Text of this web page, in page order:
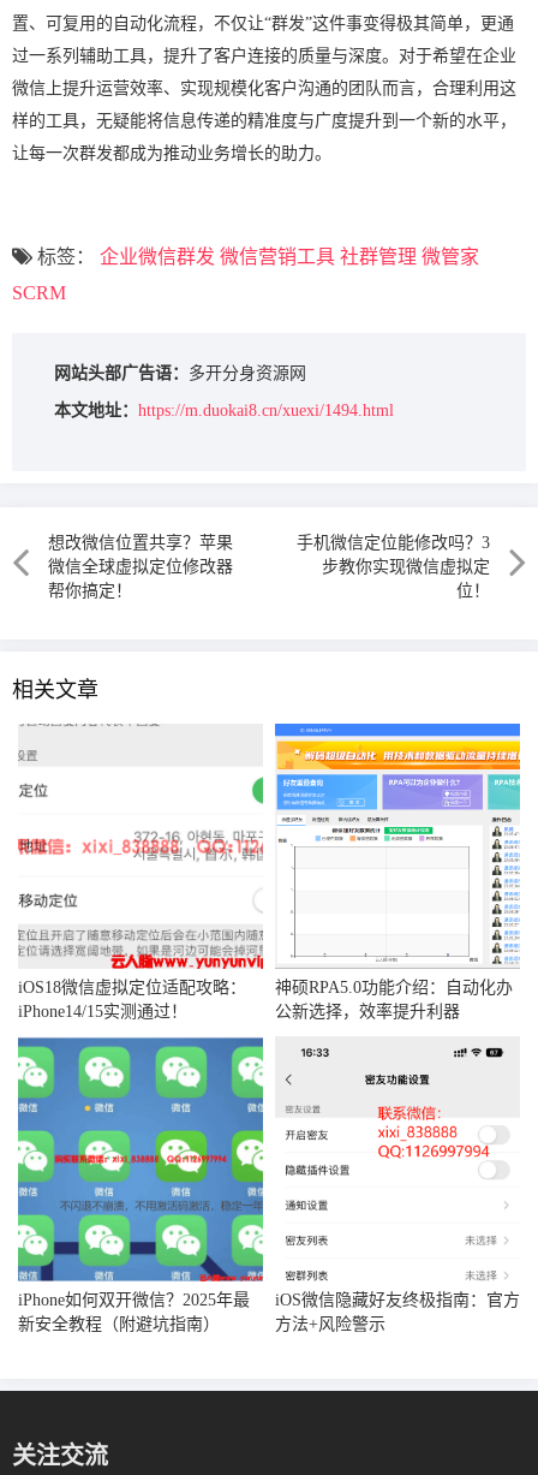
置、可复用的自动化流程，不仅让“群发”这件事变得极其简单，更通
过一系列辅助工具，提升了客户连接的质量与深度。对于希望在企业
微信上提升运营效率、实现规模化客户沟通的团队而言，合理利用这
样的工具，无疑能将信息传递的精准度与广度提升到一个新的水平，
让每一次群发都成为推动业务增长的助力。
标签： 企业微信群发 微信营销工具 社群管理 微管家
SCRM
网站头部广告语： 多开分身资源网
本文地址： https://m.duokai8.cn/xuexi/1494.html
想改微信位置共享？苹果
微信全球虚拟定位修改器
帮你搞定！
手机微信定位能修改吗？3
步教你实现微信虚拟定
位！
相关文章
iOS18微信虚拟定位适配攻略：
iPhone14/15实测通过！
神硕RPA5.0功能介绍：自动化办
公新选择，效率提升利器
iPhone如何双开微信？2025年最
新安全教程（附避坑指南）
iOS微信隐藏好友终极指南：官方
方法+风险警示
关注交流